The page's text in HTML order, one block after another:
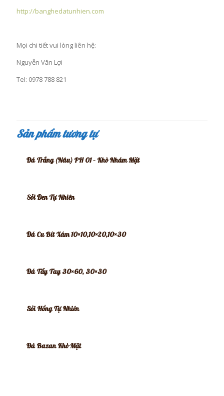
http://banghedatunhien.com
Mọi chi tiết vui lòng liên hệ:
Nguyễn Văn Lợi
Tel: 0978 788 821
Sản phẩm tương tự
Đá Trắng (Nâu) PH 01 – Khò Nhám Mặt
Sỏi Đen Tự Nhiên
Đá Cu Bít Xám 10×10,10×20,10×30
Đá Tẩy Tay 30×60, 30×30
Sỏi Hồng Tự Nhiên
Đá Bazan Khò Mặt